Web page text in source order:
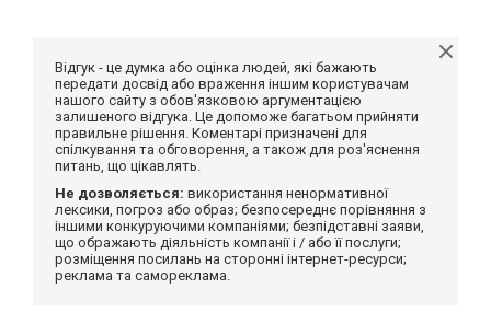
Відгук - це думка або оцінка людей, які бажають
передати досвід або враження іншим користувачам
нашого сайту з обов'язковою аргументацією
залишеного відгука. Це допоможе багатьом прийняти
правильне рішення. Коментарі призначені для
спілкування та обговорення, а також для роз'яснення
питань, що цікавлять.
Не дозволяється: використання ненормативної
лексики, погроз або образ; безпосереднє порівняння з
іншими конкуруючими компаніями; безпідставні заяви,
що ображають діяльність компанії і / або її послуги;
розміщення посилань на сторонні інтернет-ресурси;
реклама та самореклама.